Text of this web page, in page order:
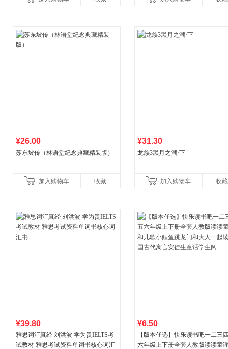
¥26.00
苏东坡传（林语堂纪念典藏精装版）
加入购物车 收藏
¥31.30
龙族3黑月之潮·下
加入购物车 收藏
¥39.80
雅思词汇真经 刘洪波 学为贵IELTS考
试教材 雅思考试资料单词书核心词汇
¥6.50
【版本任选】快乐读书吧一二三
六年级上下册全套人教版读读童